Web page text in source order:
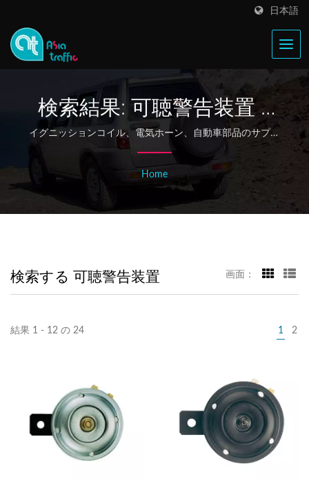
日本語
検索結果: 可聴警告装置 |
1968年からの台湾のイグ
ニッションコイルと電気
ホーンの製造業者 - Asia
Traffic
イグニッションコイル、電気ホーン、自動車部品のサプラ
イヤー | Asia Traffic
Home
検索する 可聴警告装置 画面：
結果 1 - 12 の 24 1 2